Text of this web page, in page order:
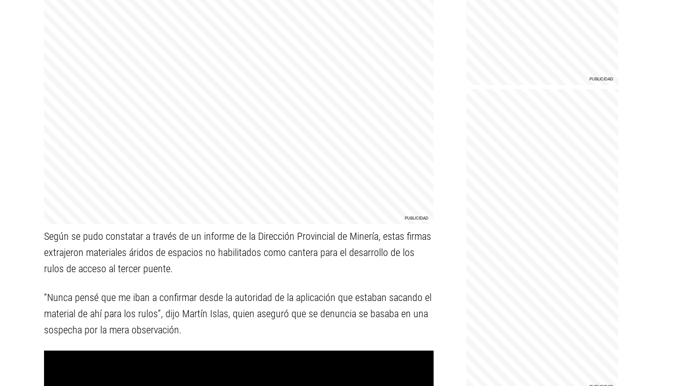
Según se pudo constatar a través de un informe de la Dirección Provincial de Minería, estas firmas
extrajeron materiales áridos de espacios no habilitados como cantera para el desarrollo de los
rulos de acceso al tercer puente.
“Nunca pensé que me iban a confirmar desde la autoridad de la aplicación que estaban sacando el
material de ahí para los rulos”, dijo Martín Islas, quien aseguró que se denuncia se basaba en una
sospecha por la mera observación.